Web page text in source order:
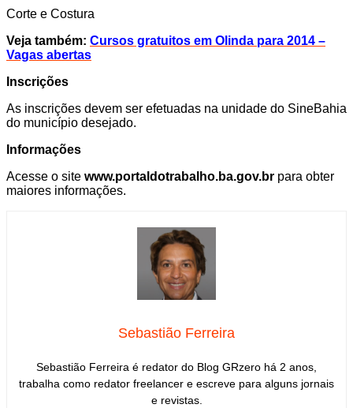
Corte e Costura
Veja também: Cursos gratuitos em Olinda para 2014 –
Vagas abertas
Inscrições
As inscrições devem ser efetuadas na unidade do SineBahia
do município desejado.
Informações
Acesse o site www.portaldotrabalho.ba.gov.br para obter
maiores informações.
Sebastião Ferreira
Sebastião Ferreira é redator do Blog GRzero há 2 anos,
trabalha como redator freelancer e escreve para alguns jornais
e revistas.